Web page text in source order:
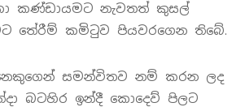
කණ්ඩායමට නැවතත් කුසල්
තේරීම් කමිටුව පියවරගෙන තිබේ.
සමන්විතව නම් කරන ලද
බටහිර ඉන්දී කොදෙව් පිලට